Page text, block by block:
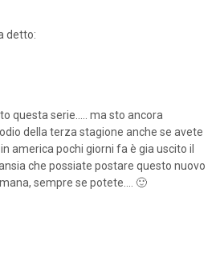
detto:
questa serie..... ma sto ancora
della terza stagione anche se avete
america pochi giorni fa è gia uscito il
che possiate postare questo nuovo
sempre se potete.... 🙂